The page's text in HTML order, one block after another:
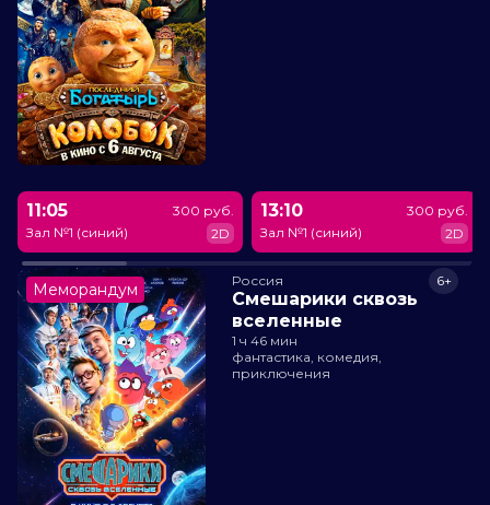
11:05
Зал №1 (синий)
300 руб.
2D
13:10
Зал №1 (синий)
300 руб.
2D
Меморандум Россия
Смешарики сквозь
вселенные
6+
1 ч 46 мин
фантастика, комедия,
приключения